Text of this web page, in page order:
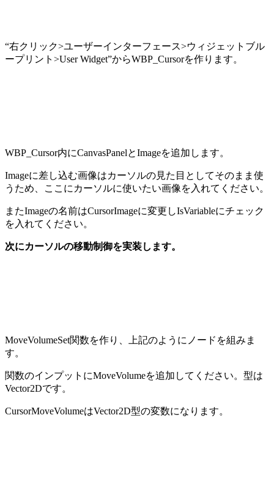
“右クリック>ユーザーインターフェース>ウィジェットブル
ープリント>User Widget”からWBP_Cursorを作ります。
WBP_Cursor内にCanvasPanelとImageを追加します。
Imageに差し込む画像はカーソルの見た目としてそのまま使
うため、ここにカーソルに使いたい画像を入れてください。
またImageの名前はCursorImageに変更しIsVariableにチェック
を入れてください。
次にカーソルの移動制御を実装します。
MoveVolumeSet関数を作り、上記のようにノードを組みま
す。
関数のインプットにMoveVolumeを追加してください。型は
Vector2Dです。
CursorMoveVolumeはVector2D型の変数になります。